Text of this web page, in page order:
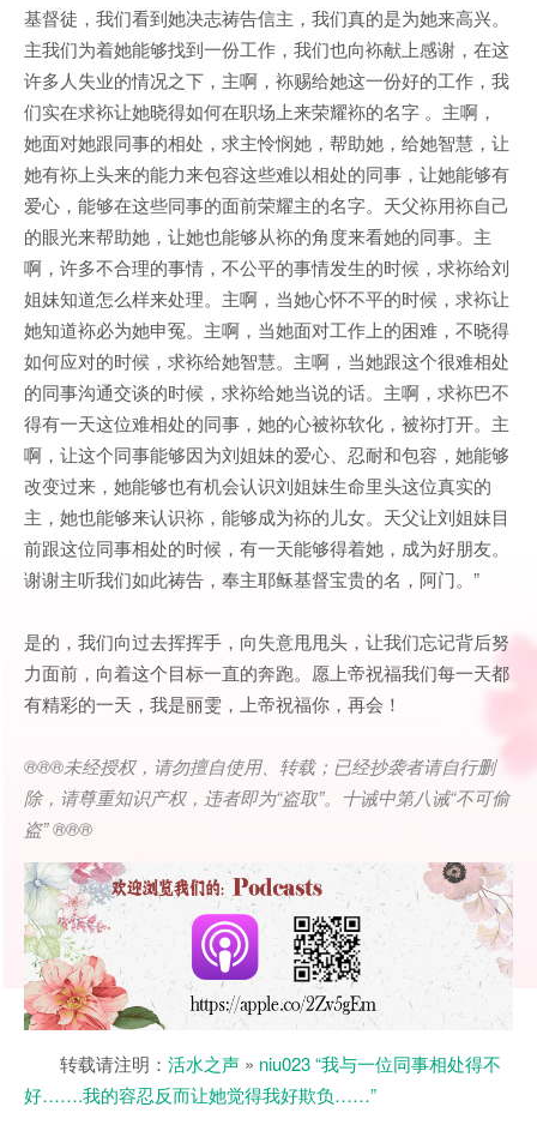
基督徒，我们看到她决志祷告信主，我们真的是为她来高兴。
主我们为着她能够找到一份工作，我们也向袮献上感谢，在这
许多人失业的情况之下，主啊，袮赐给她这一份好的工作，我
们实在求袮让她晓得如何在职场上来荣耀袮的名字 。主啊，
她面对她跟同事的相处，求主怜悯她，帮助她，给她智慧，让
她有袮上头来的能力来包容这些难以相处的同事，让她能够有
爱心，能够在这些同事的面前荣耀主的名字。天父袮用袮自己
的眼光来帮助她，让她也能够从袮的角度来看她的同事。主
啊，许多不合理的事情，不公平的事情发生的时候，求袮给刘
姐妹知道怎么样来处理。主啊，当她心怀不平的时候，求袮让
她知道袮必为她申冤。主啊，当她面对工作上的困难，不晓得
如何应对的时候，求袮给她智慧。主啊，当她跟这个很难相处
的同事沟通交谈的时候，求袮给她当说的话。主啊，求袮巴不
得有一天这位难相处的同事，她的心被袮软化，被袮打开。主
啊，让这个同事能够因为刘姐妹的爱心、忍耐和包容，她能够
改变过来，她能够也有机会认识刘姐妹生命里头这位真实的
主，她也能够来认识袮，能够成为袮的儿女。天父让刘姐妹目
前跟这位同事相处的时候，有一天能够得着她，成为好朋友。
谢谢主听我们如此祷告，奉主耶稣基督宝贵的名，阿门。”
是的，我们向过去挥挥手，向失意甩甩头，让我们忘记背后努
力面前，向着这个目标一直的奔跑。愿上帝祝福我们每一天都
有精彩的一天，我是丽雯，上帝祝福你，再会！
®®®未经授权，请勿擅自使用、转载；已经抄袭者请自行删
除，请尊重知识产权，违者即为“盗取”。十诫中第八诫“不可偷
盗” ®®®
转载请注明： 活水之声 » niu023 “我与一位同事相处得不
好…….我的容忍反而让她觉得我好欺负……”